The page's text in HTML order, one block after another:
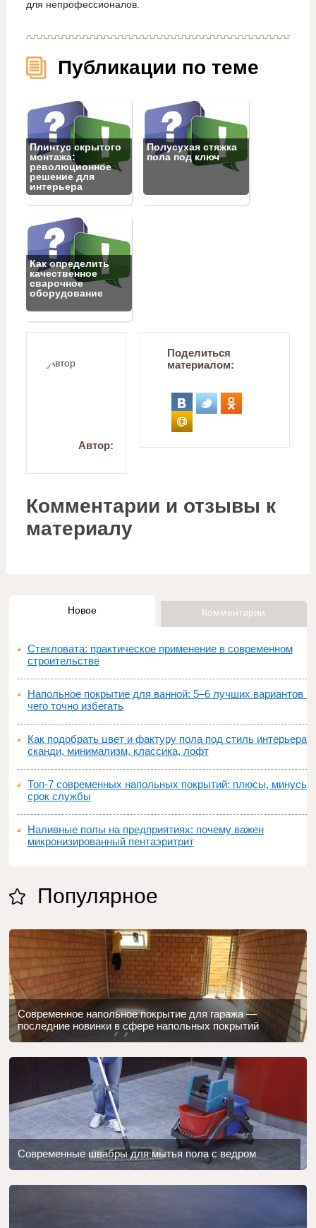
для непрофессионалов.
Публикации по теме
Плинтус скрытого
монтажа:
революционное
решение для
интерьера
Полусухая стяжка
пола под ключ
Как определить
качественное
сварочное
оборудование
Автор:
Поделиться
материалом:
Комментарии и отзывы к
материалу
Новое Комментарии
Стекловата: практическое применение в современном
строительстве
Напольное покрытие для ванной: 5–6 лучших вариантов и
чего точно избегать
Как подобрать цвет и фактуру пола под стиль интерьера:
сканди, минимализм, классика, лофт
Топ‑7 современных напольных покрытий: плюсы, минусы,
срок службы
Наливные полы на предприятиях: почему важен
микронизированный пентаэритрит
Популярное
Современное напольное покрытие для гаража —
последние новинки в сфере напольных покрытий
Современные швабры для мытья пола с ведром